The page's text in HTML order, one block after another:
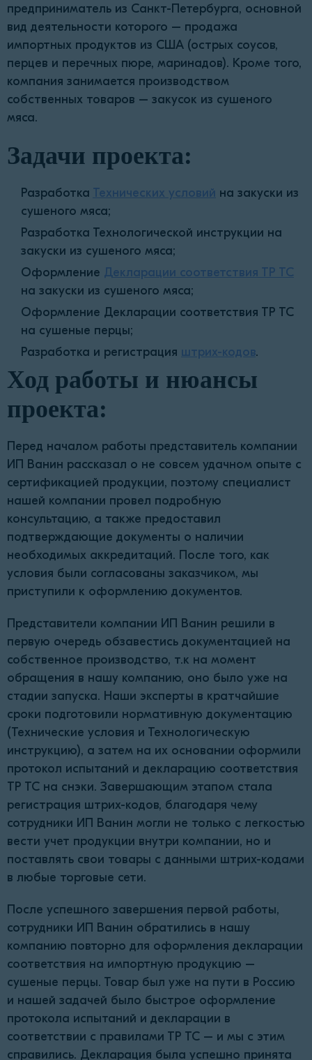
предприниматель из Санкт-Петербурга, основной
вид деятельности которого – продажа
импортных продуктов из США (острых соусов,
перцев и перечных пюре, маринадов). Кроме того,
компания занимается производством
собственных товаров – закусок из сушеного
мяса.
Задачи проекта:
Разработка Технических условий на закуски из
сушеного мяса;
Разработка Технологической инструкции на
закуски из сушеного мяса;
Оформление Декларации соответствия ТР ТС
на закуски из сушеного мяса;
Оформление Декларации соответствия ТР ТС
на сушеные перцы;
Разработка и регистрация штрих-кодов.
Ход работы и нюансы
проекта:
Перед началом работы представитель компании
ИП Ванин рассказал о не совсем удачном опыте с
сертификацией продукции, поэтому специалист
нашей компании провел подробную
консультацию, а также предоставил
подтверждающие документы о наличии
необходимых аккредитаций. После того, как
условия были согласованы заказчиком, мы
приступили к оформлению документов.
Представители компании ИП Ванин решили в
первую очередь обзавестись документацией на
собственное производство, т.к на момент
обращения в нашу компанию, оно было уже на
стадии запуска. Наши эксперты в кратчайшие
сроки подготовили нормативную документацию
(Технические условия и Технологическую
инструкцию), а затем на их основании оформили
протокол испытаний и декларацию соответствия
ТР ТС на снэки. Завершающим этапом стала
регистрация штрих-кодов, благодаря чему
сотрудники ИП Ванин могли не только с легкостью
вести учет продукции внутри компании, но и
поставлять свои товары с данными штрих-кодами
в любые торговые сети.
После успешного завершения первой работы,
сотрудники ИП Ванин обратились в нашу
компанию повторно для оформления декларации
соответствия на импортную продукцию –
сушеные перцы. Товар был уже на пути в Россию
и нашей задачей было быстрое оформление
протокола испытаний и декларации в
соответствии с правилами ТР ТС – и мы с этим
справились. Декларация была успешно принята